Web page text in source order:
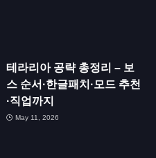
테라리아 공략 총정리 – 보
스 순서·한글패치·모드 추천
·직업까지
May 11, 2026